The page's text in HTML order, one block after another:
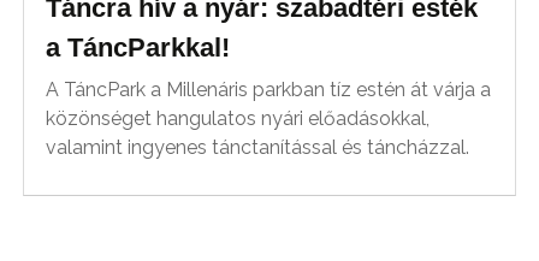
Táncra hív a nyár: szabadtéri esték
a TáncParkkal!
A TáncPark a Millenáris parkban tíz estén át várja a
közönséget hangulatos nyári előadásokkal,
valamint ingyenes tánctanítással és táncházzal.